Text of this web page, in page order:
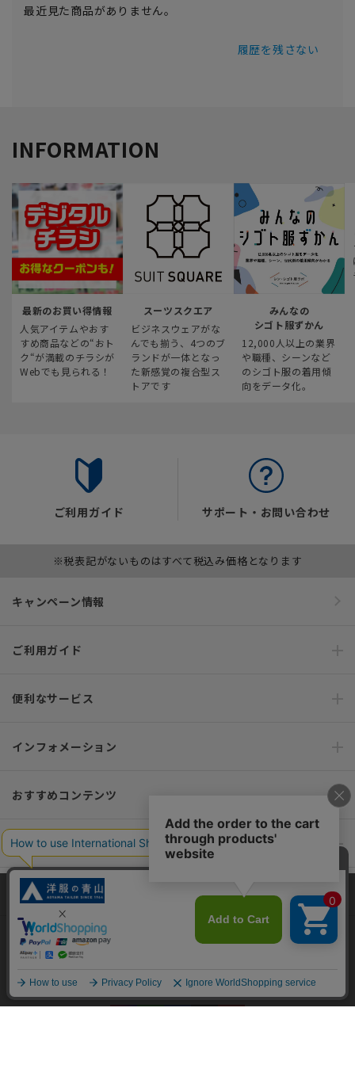
最近見た商品がありません。
履歴を残さない
INFORMATION
最新のお買い得情報
人気アイテムやおす
すめ商品などの“おト
ク“が満載のチラシが
Webでも見られる！
スーツスクエア
ビジネスウェアがな
んでも揃う、4つのブ
ランドが一体となっ
た新感覚の複合型ス
トアです
みんなの
シゴト服ずかん
12,000人以上の業界
や職種、シーンなど
のシゴト服の着用傾
向をデータ化。
ご利用ガイド サポート・お問い合わせ
※税表記がないものはすべて税込み価格となります
キャンペーン情報
ご利用ガイド
便利なサービス
インフォメーション
おすすめコンテンツ
ポリシー・企業情報
オーダースーツなら SHITATE
OFFICIAL SNS
当サイトでは、快適な閲覧体験とコンテンツ改善のためにCookieを使用
しています。閲覧を続けることで、Cookieの使用に同意したものとみな
します。詳細については
同意して閉じる